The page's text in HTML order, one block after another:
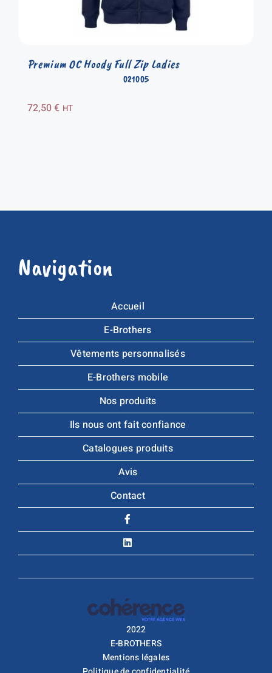
021005
Premium OC Hoody Full Zip Ladies
72,50€ HT
Navigation
Accueil
E-Brothers
Vêtements personnalisés
E-Brothers mobile
Nos produits
Ils nous ont fait confiance
Catalogues produits
Avis
Contact
2022
E-BROTHERS
Mentions légales